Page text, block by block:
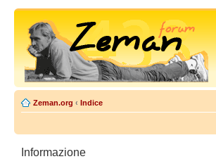
Zeman.org ‹ Indice
Informazione